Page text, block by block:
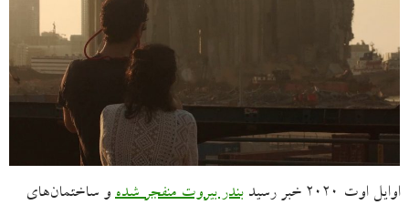
اوایل اوت ۲۰۲۰ خبر رسید بندر بیروت منفجر شده و ساختمان‌های